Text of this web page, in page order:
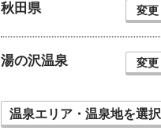
秋田県 変更
湯の沢温泉 変更
温泉エリア・温泉地を選択